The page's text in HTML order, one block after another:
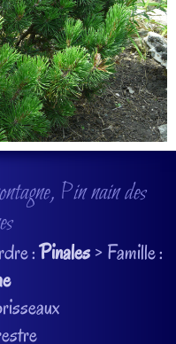
Pin nain des
:Pinales> Famille :